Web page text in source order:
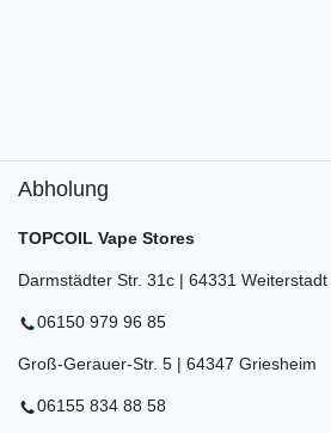
Abholung
TOPCOIL Vape Stores
Darmstädter Str. 31c | 64331 Weiterstadt
06150 979 96 85
Groß-Gerauer-Str. 5 | 64347 Griesheim
06155 834 88 58